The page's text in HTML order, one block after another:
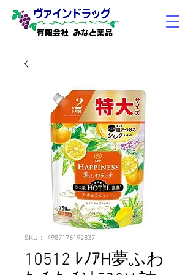
有限会社 みなと薬品
SKU： 4987176192837
10512 ﾚﾉｱH夢ふわ